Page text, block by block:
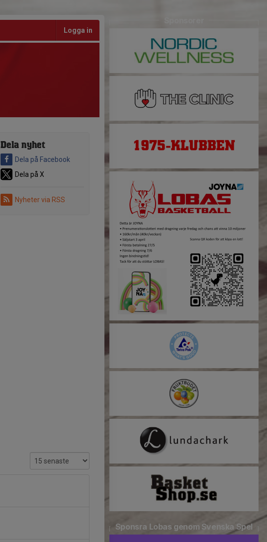
Logga in
Dela nyhet
Dela på Facebook
Dela på X
Nyheter via RSS
Sponsra Lobas genom Svenska Spel